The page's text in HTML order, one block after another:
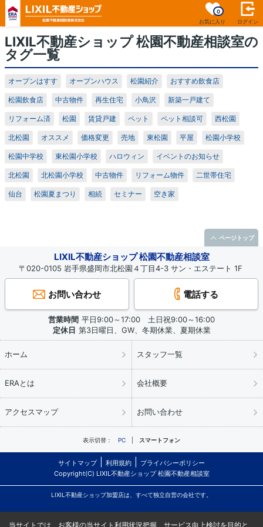
お気に入り
0
ログイン
LIXIL不動産ショップ 松園不動産相談室の
タグ一覧
オープンはすす オープンハウス 松園紹介 おすすめ飲食店
松園飲食店 中古物件 再生住宅 小鳥沢 新築一戸建て
リフォーム済 松園 賃貸戸建 ペット ペット相談可 西松園
北松園 オススメ 価格変更 売地 東松園 平屋 松園小学校
松園中学校 東松園小学校 ハロウィン イベントのお知らせ
北松園 北松園小学校 中古物件 リフォーム物件 二世帯住宅
仙台 松園夏まつり 相続 セミナー 空き家
LIXIL不動産ショップ 松園不動産相談室
〒020-0105 岩手県盛岡市北松園４丁目4-3 サン・エステート 1F
お問い合わせ 電話する
営業時間 平日9:00～17:00 土日祝9:00～16:00
定休日 第3日曜日、GW、冬期休業、夏期休業
ホーム スタッフ一覧
ERAとは 会社概要
アクセスマップ お問い合わせ
表示切替： PC スマートフォン
サイトマップ 利用規約
プライバシーポリシー
Copyright(C) LIXIL不動産ショップ 松園不動産相談室
LIXIL不動産ショップ加盟店は、すべて独立自営の会社です。
ページトップ
当サイトでは、お客様の当サイト利用状況把握、サービス向上検討を目的と